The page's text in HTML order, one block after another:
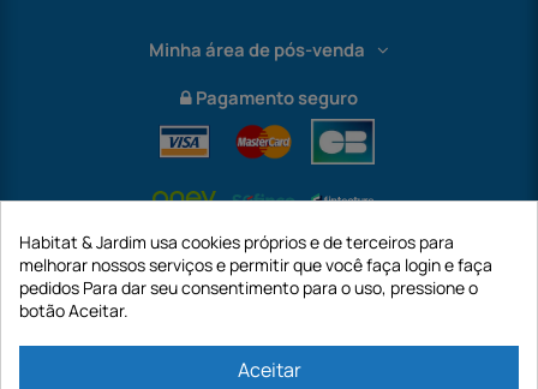
Minha área de pós-venda
Pagamento seguro
Habitat & Jardim usa cookies próprios e de terceiros para
melhorar nossos serviços e permitir que você faça login e faça
pedidos Para dar seu consentimento para o uso, pressione o
botão Aceitar.
Aceitar